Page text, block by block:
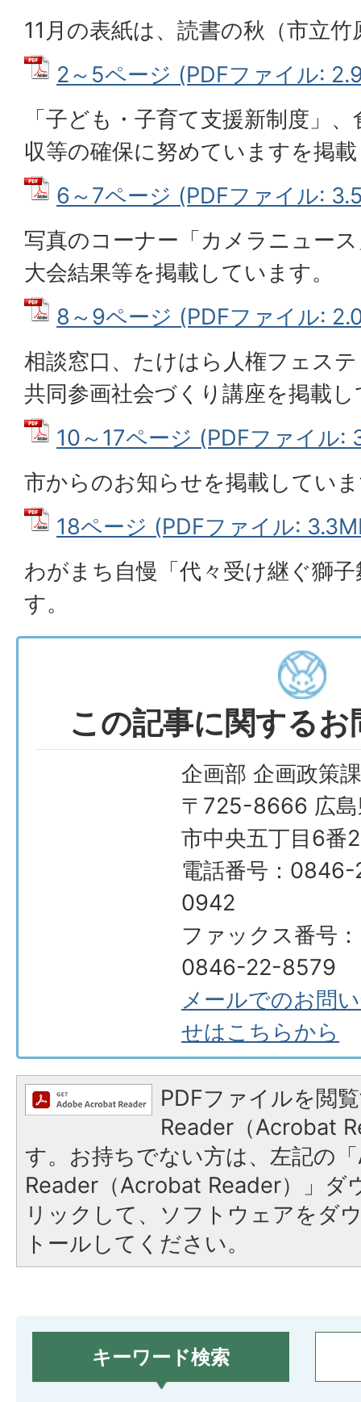
11月の表紙は、読書の秋（市立
2～5ページ (PDFファイル:
「子ども・子育て支援新制度」
収等の確保に努めていますを掲
6～7ページ (PDFファイル:
写真のコーナー「カメラニュー
大会結果等を掲載しています。
8～9ページ (PDFファイル:
相談窓口、たけはら人権フェス
共同参画社会づくり講座を掲載
10～17ページ (PDFファイル:
市からのお知らせを掲載してい
18ページ (PDFファイル:
わがまち自慢「代々受け継ぐ獅
す。
この記事に関する
企画部 企画政策課
〒725-8666 広島
市中央五丁目6番
電話番号：
0942
ファックス番号：
0846-22-8579
メールでのお問
せはこちらから
PDFファイルを閲
Reader（Acrobat
す。お持ちでない方は、左記の
Reader（Acrobat Reader）」ダ
リックして、ソフトウェアをダ
トールしてください。
キーワード検索